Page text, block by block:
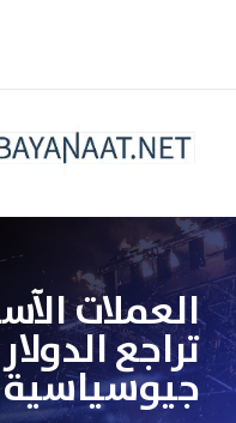
العملات
تراجع
جيوسياسية